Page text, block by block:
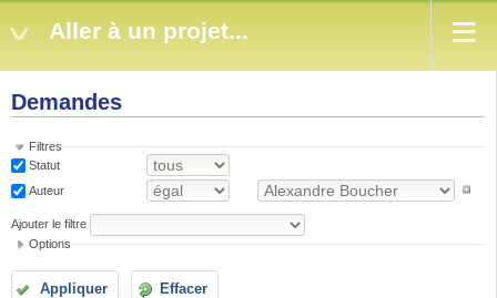
Aller à un projet...
Demandes
Filtres
Statut
Auteur
Ajouter le filtre
Options
Appliquer Effacer